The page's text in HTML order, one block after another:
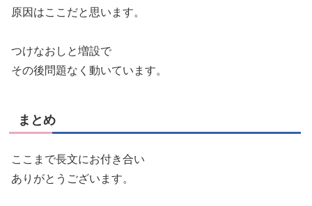
原因はここだと思います。
つけなおしと増設で
その後問題なく動いています。
まとめ
ここまで長文にお付き合い
ありがとうございます。